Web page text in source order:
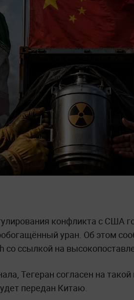
конфликта с США
уран. Об этом
со ссылкой на
Тегеран согласен на
передан Китаю.